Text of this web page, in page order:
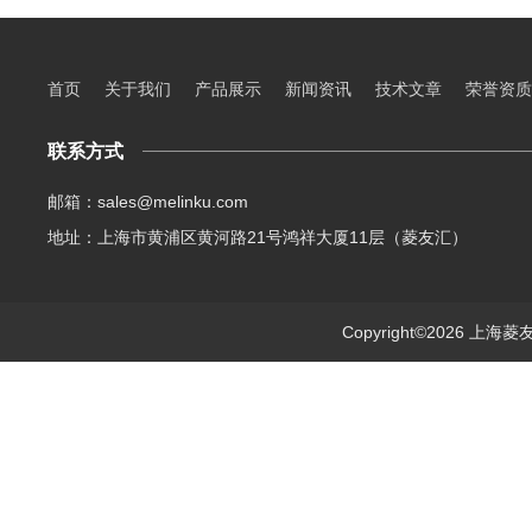
首页 关于我们 产品展示 新闻资讯 技术文章 荣誉资质
联系方式
邮箱：sales@melinku.com
地址：上海市黄浦区黄河路21号鸿祥大厦11层（菱友汇）
Copyright©2026 上海菱